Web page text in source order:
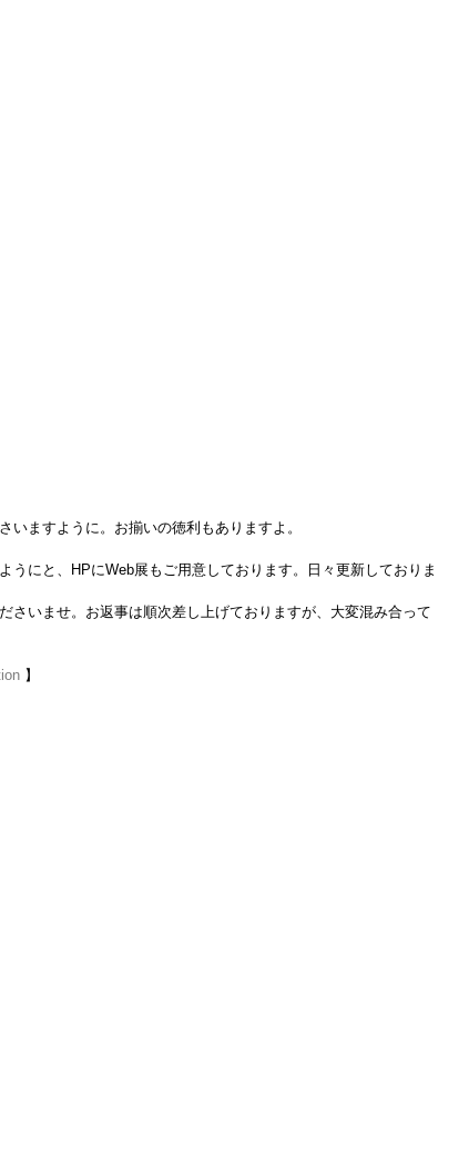
ますように。お揃いの徳利もありますよ。
にと、HPにWeb展もご用意しております。日々更新しておりま
さいませ。お返事は順次差し上げておりますが、大変混み合って
】